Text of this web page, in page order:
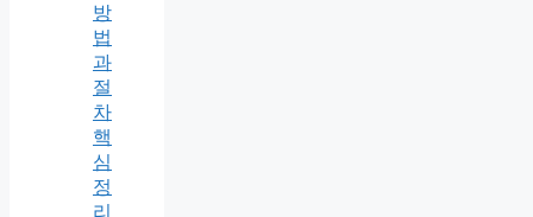
방
법
과
절
차
핵
심
정
리